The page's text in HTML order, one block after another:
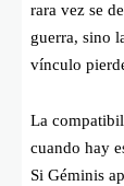
rara vez se
guerra, sino
vínculo
La
cuando hay
Si Géminis